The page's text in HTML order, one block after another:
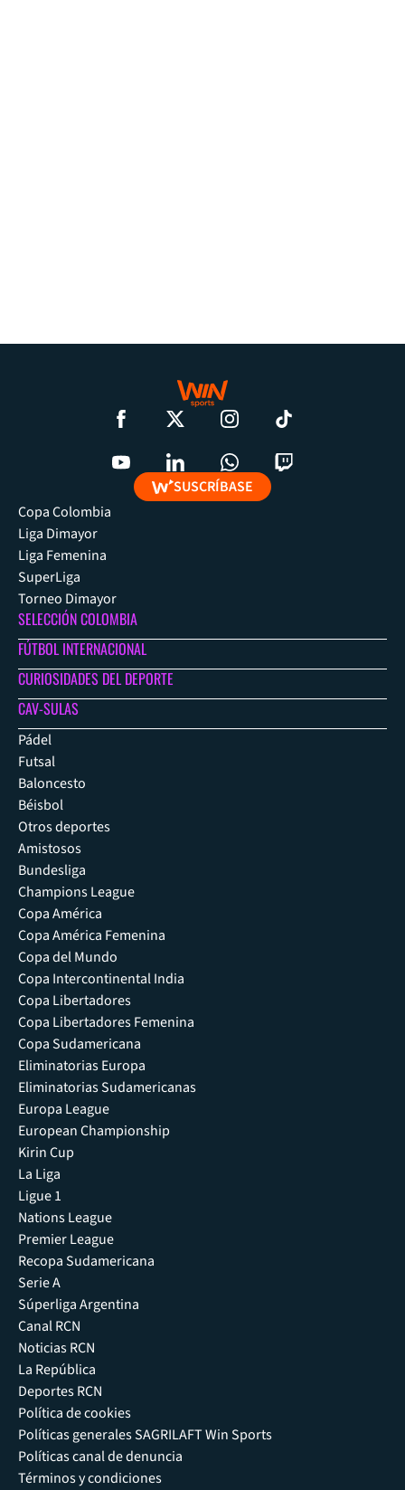
SUSCRÍBASE
Copa Colombia
Liga Dimayor
Liga Femenina
SuperLiga
Torneo Dimayor
SELECCIÓN COLOMBIA
FÚTBOL INTERNACIONAL
CURIOSIDADES DEL DEPORTE
CAV-SULAS
Pádel
Futsal
Baloncesto
Béisbol
Otros deportes
Amistosos
Bundesliga
Champions League
Copa América
Copa América Femenina
Copa del Mundo
Copa Intercontinental India
Copa Libertadores
Copa Libertadores Femenina
Copa Sudamericana
Eliminatorias Europa
Eliminatorias Sudamericanas
Europa League
European Championship
Kirin Cup
La Liga
Ligue 1
Nations League
Premier League
Recopa Sudamericana
Serie A
Súperliga Argentina
Canal RCN
Noticias RCN
La República
Deportes RCN
Política de cookies
Políticas generales SAGRILAFT Win Sports
Políticas canal de denuncia
Términos y condiciones